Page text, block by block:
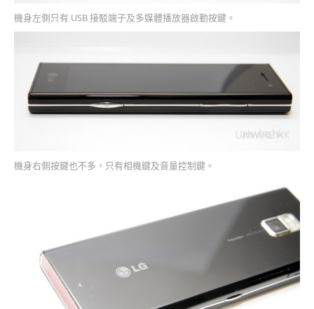
機身左側只有 USB 接駁端子及多媒體播放器啟動按鍵。
機身右側按鍵也不多，只有相機鍵及音量控制鍵。